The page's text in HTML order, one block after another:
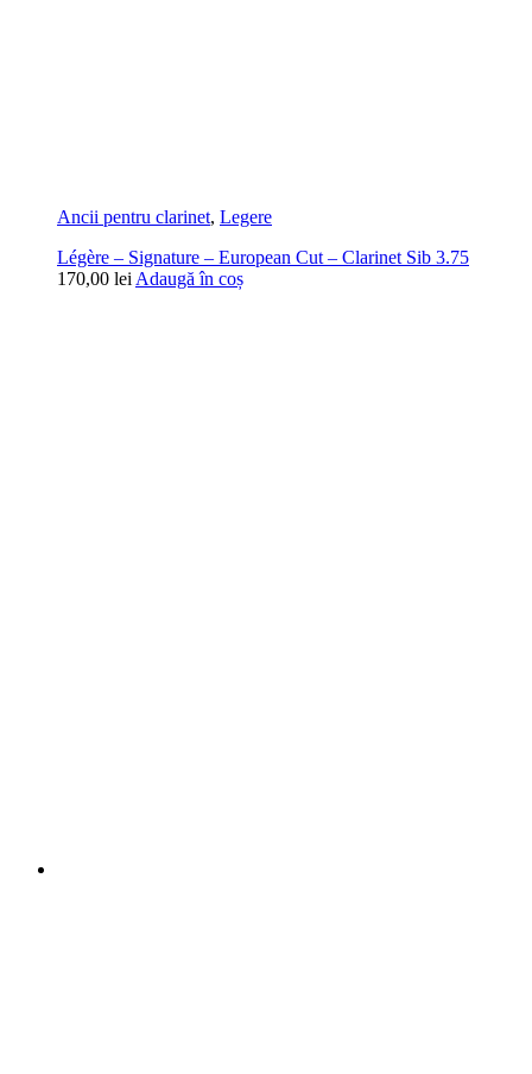
Ancii pentru clarinet, Legere
Légère – Signature – European Cut – Clarinet Sib 3.75
170,00 lei Adaugă în coș